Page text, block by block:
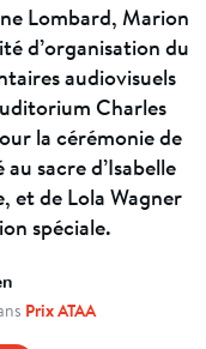
Lombard, Marion
d’organisation du
audiovisuels
Charles
la cérémonie de
sacre d’Isabelle
et de Lola Wagner
spéciale.
Prix ATAA